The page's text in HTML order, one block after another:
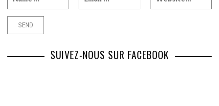
SUIVEZ-NOUS SUR FACEBOOK